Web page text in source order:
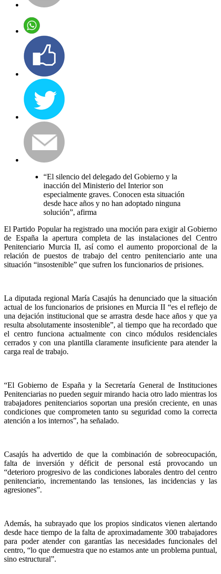
“El silencio del delegado del Gobierno y la
inacción del Ministerio del Interior son
especialmente graves. Conocen esta situación
desde hace años y no han adoptado ninguna
solución”, afirma
El Partido Popular ha registrado una moción para exigir al Gobierno
de España la apertura completa de las instalaciones del Centro
Penitenciario Murcia II, así como el aumento proporcional de la
relación de puestos de trabajo del centro penitenciario ante una
situación “insostenible” que sufren los funcionarios de prisiones.
La diputada regional María Casajús ha denunciado que la situación
actual de los funcionarios de prisiones en Murcia II “es el reflejo de
una dejación institucional que se arrastra desde hace años y que ya
resulta absolutamente insostenible”, al tiempo que ha recordado que
el centro funciona actualmente con cinco módulos residenciales
cerrados y con una plantilla claramente insuficiente para atender la
carga real de trabajo.
“El Gobierno de España y la Secretaría General de Instituciones
Penitenciarias no pueden seguir mirando hacia otro lado mientras los
trabajadores penitenciarios soportan una presión creciente, en unas
condiciones que comprometen tanto su seguridad como la correcta
atención a los internos”, ha señalado.
Casajús ha advertido de que la combinación de sobreocupación,
falta de inversión y déficit de personal está provocando un
“deterioro progresivo de las condiciones laborales dentro del centro
penitenciario, incrementando las tensiones, las incidencias y las
agresiones”.
Además, ha subrayado que los propios sindicatos vienen alertando
desde hace tiempo de la falta de aproximadamente 300 trabajadores
para poder atender con garantías las necesidades funcionales del
centro, “lo que demuestra que no estamos ante un problema puntual,
sino estructural”.